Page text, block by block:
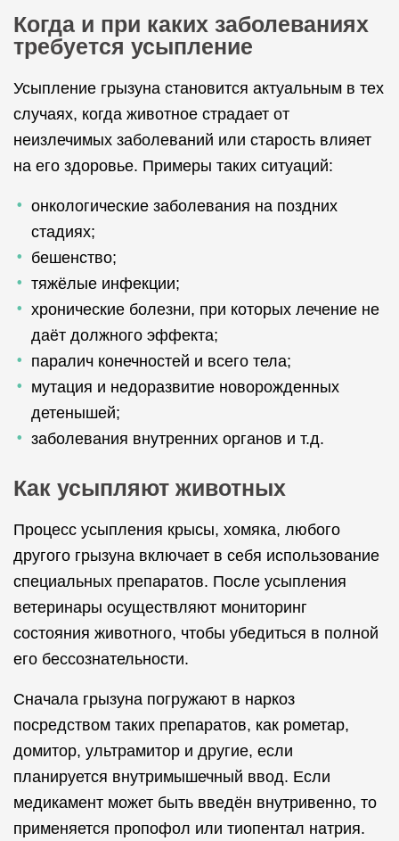
Когда и при каких заболеваниях
требуется усыпление
Усыпление грызуна становится актуальным в тех
случаях, когда животное страдает от
неизлечимых заболеваний или старость влияет
на его здоровье. Примеры таких ситуаций:
онкологические заболевания на поздних
стадиях;
бешенство;
тяжёлые инфекции;
хронические болезни, при которых лечение не
даёт должного эффекта;
паралич конечностей и всего тела;
мутация и недоразвитие новорожденных
детенышей;
заболевания внутренних органов и т.д.
Как усыпляют животных
Процесс усыпления крысы, хомяка, любого
другого грызуна включает в себя использование
специальных препаратов. После усыпления
ветеринары осуществляют мониторинг
состояния животного, чтобы убедиться в полной
его бессознательности.
Сначала грызуна погружают в наркоз
посредством таких препаратов, как рометар,
домитор, ультрамитор и другие, если
планируется внутримышечный ввод. Если
медикамент может быть введён внутривенно, то
применяется пропофол или тиопентал натрия.